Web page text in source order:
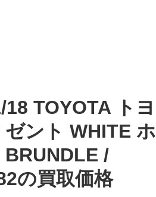
TOYOTA トヨ
ント WHITE ホ
/
の買取価格